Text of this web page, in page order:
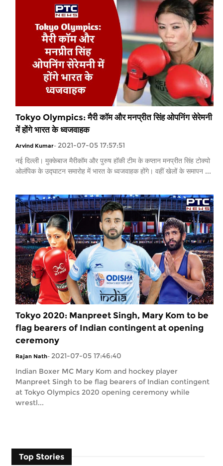
Tokyo Olympics: मैरी कॉम और मनप्रीत सिंह ओपनिंग सेरेमनी
में होंगे भारत के ध्वजवाहक
Arvind Kumar- 2021-07-05 17:57:51
नई दिल्ली। मुक्केबाज मैरीकॉम और पुरुष हॉकी टीम के कप्तान मनप्रीत सिंह टोक्यो
ओलंपिक के उद्घाटन समारोह में भारत के ध्वजवाहक होंगे। वहीं खेलों के समापन ...
Tokyo 2020: Manpreet Singh, Mary Kom to be
flag bearers of Indian contingent at opening
ceremony
Rajan Nath- 2021-07-05 17:46:40
Indian Boxer MC Mary Kom and hockey player
Manpreet Singh to be flag bearers of Indian contingent
at Tokyo Olympics 2020 opening ceremony while
wrestl...
Top Stories